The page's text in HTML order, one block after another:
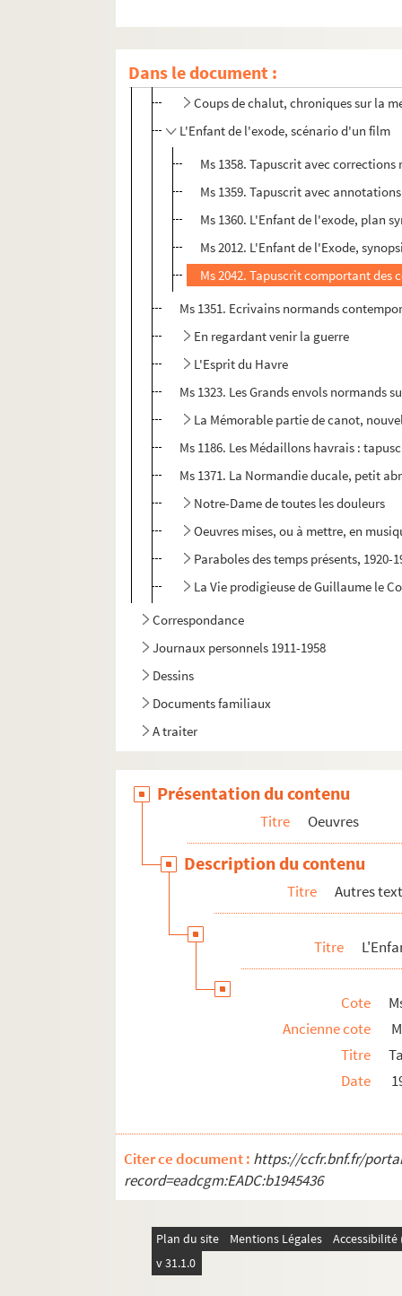
Dans le document :
Ms 1172. Charles Théophile Féret :
Ms 1161. Chronique du Bout Menteux,
Coups de chalut, chroniques sur la
L'Enfant de l'exode, scénario d'un film
Ms 1358. Tapuscrit avec
Ms 1359. Tapuscrit avec
Ms 1360. L'Enfant de l'exode, plan
Ms 2012. L'Enfant de l'Exode,
Ms 2042. Tapuscrit comportant des
Ms 1351. Ecrivains normands
En regardant venir la guerre
L'Esprit du Havre
Ms 1323. Les Grands envols normands
La Mémorable partie de canot,
Ms 1186. Les Médaillons havrais :
Ms 1371. La Normandie ducale, petit
Notre-Dame de toutes les douleurs
Oeuvres mises, ou à mettre, en
Paraboles des temps présents,
La Vie prodigieuse de Guillaume le
Correspondance
Journaux personnels 1911-1958
Dessins
Documents familiaux
A traiter
Présentation du contenu
Titre Oeuvres
Description du contenu
Titre Autres
Titre
Cote
Ancienne cote
Titre
Date
Citer ce document : https://ccfr.bnf.fr/
record=eadcgm:EADC:b1945436
Plan du site Mentions Légales
v 31.1.0